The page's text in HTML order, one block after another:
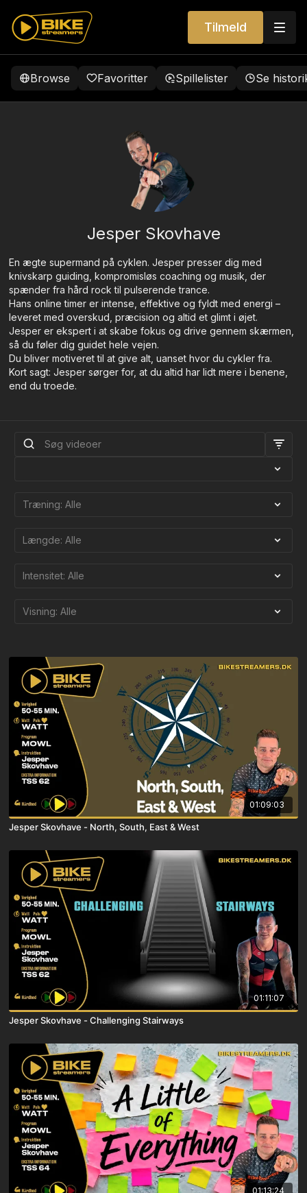
Tilmeld
Browse Favoritter Spillelister Se
Jesper Skovhave
En ægte supermand på cyklen. Jesper presser dig med
knivskarp guiding, kompromisløs coaching og musik, der
spænder fra hård rock til pulserende trance.
Hans online timer er intense, effektive og fyldt med energi –
leveret med overskud, præcision og altid et glimt i øjet.
Jesper er ekspert i at skabe fokus og drive gennem skærmen,
så du føler dig guidet hele vejen.
Du bliver motiveret til at give alt, uanset hvor du cykler fra.
Kort sagt: Jesper sørger for, at du altid har lidt mere i benene,
end du troede.
01:09:03
Jesper Skovhave - North, South, East & West
01:11:07
Jesper Skovhave - Challenging Stairways
01:13:24